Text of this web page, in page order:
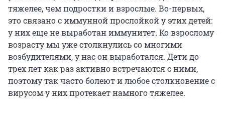
тяжелее, чем подростки и взрослые. Во-первых,
это связано с иммунной прослойкой у этих детей:
у них еще не выработан иммунитет. Ко взрослому
возрасту мы уже столкнулись со многими
возбудителями, у нас он выработался. Дети до
трех лет как раз активно встречаются с ними,
поэтому так часто болеют и любое столкновение с
вирусом у них протекает намного тяжелее.